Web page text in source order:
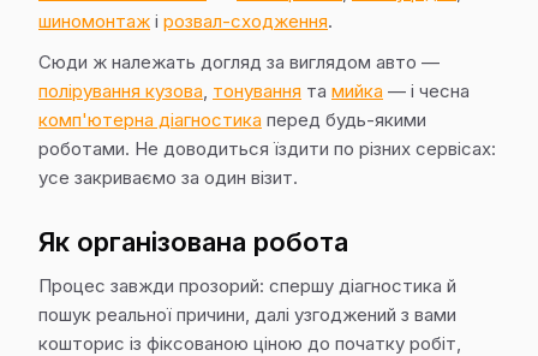
шиномонтаж і розвал-сходження.
Сюди ж належать догляд за виглядом авто —
полірування кузова, тонування та мийка — і чесна
комп'ютерна діагностика перед будь-якими
роботами. Не доводиться їздити по різних сервісах:
усе закриваємо за один візит.
Як організована робота
Процес завжди прозорий: спершу діагностика й
пошук реальної причини, далі узгоджений з вами
кошторис із фіксованою ціною до початку робіт,